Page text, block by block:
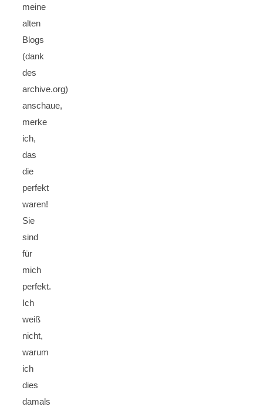
meine
alten
Blogs
(dank
des
archive.org)
anschaue,
merke
ich,
das
die
perfekt
waren!
Sie
sind
für
mich
perfekt.
Ich
weiß
nicht,
warum
ich
dies
damals